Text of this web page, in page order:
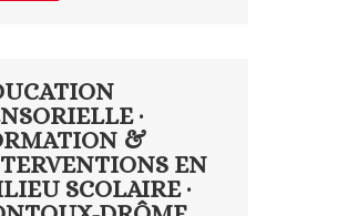
·
&
EN
SCOLAIRE ·